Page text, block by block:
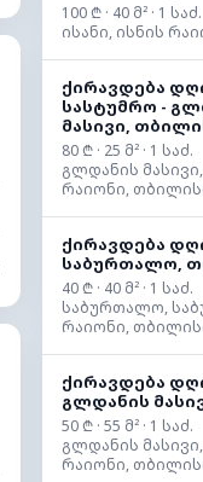
100 ₾ · 40 მ² · 1 საძ.
ისანი, ისნის
ქირავდება
სასტუმრო -
მასივი,
80 ₾ · 25 მ² · 1 საძ.
გლდანის
რაიონი,
ქირავდება
საბურთალო,
40 ₾ · 40 მ² · 1 საძ.
საბურთალო,
რაიონი,
ქირავდება
გლდანის
50 ₾ · 55 მ² · 1 საძ.
გლდანის
რაიონი,